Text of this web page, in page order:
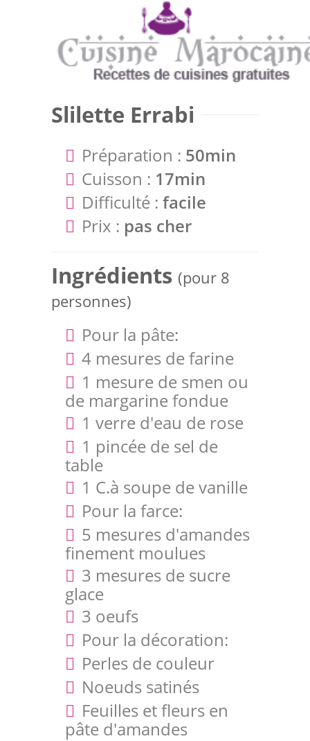
Slilette Errabi
Préparation : 50min
Cuisson : 17min
Difficulté : facile
Prix : pas cher
Ingrédients (pour 8
personnes)
Pour la pâte:
4 mesures de farine
1 mesure de smen ou
de margarine fondue
1 verre d'eau de rose
1 pincée de sel de
table
1 C.à soupe de vanille
Pour la farce:
5 mesures d'amandes
finement moulues
3 mesures de sucre
glace
3 oeufs
Pour la décoration:
Perles de couleur
Noeuds satinés
Feuilles et fleurs en
pâte d'amandes